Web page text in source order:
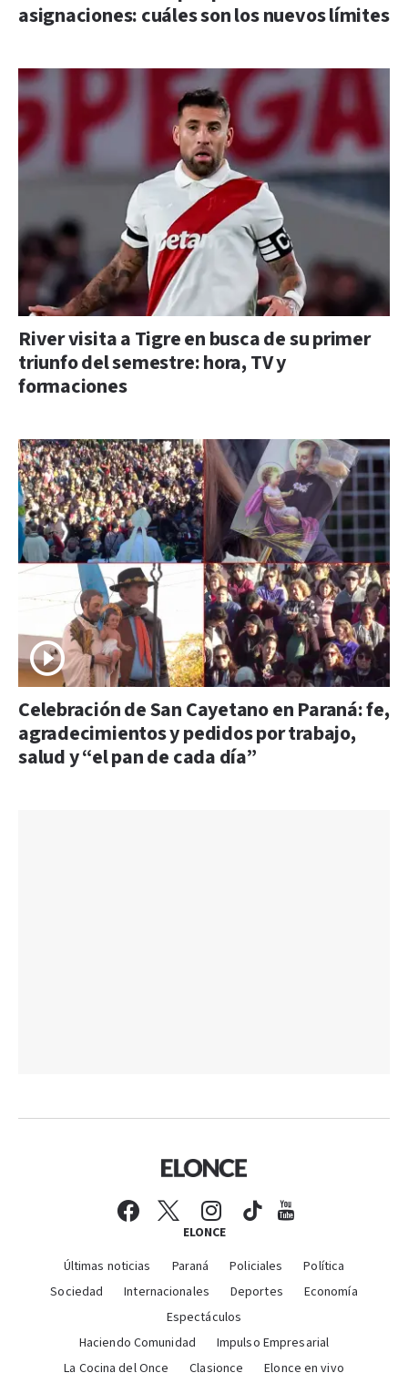
asignaciones: cuáles son los nuevos límites
River visita a Tigre en busca de su primer
triunfo del semestre: hora, TV y
formaciones
Celebración de San Cayetano en Paraná: fe,
agradecimientos y pedidos por trabajo,
salud y “el pan de cada día”
ELONCE
Últimas noticias Paraná Policiales
Política
Sociedad
Internacionales Deportes
Economía
Espectáculos
Haciendo Comunidad
Impulso Empresarial
La Cocina del Once
Clasionce Elonce en vivo